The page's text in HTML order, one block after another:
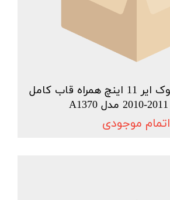
ال سی دی مک بوک ایر 11 اینچ همراه قاب کامل
اتمام موجودی